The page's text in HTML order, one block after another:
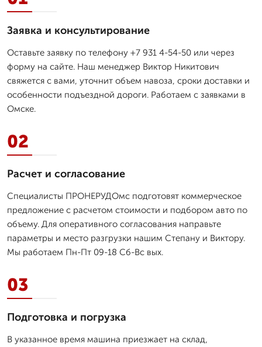
Заявка и консультирование
Оставьте заявку по телефону +7 931 4-54-50 или через
форму на сайте. Наш менеджер Виктор Никитович
свяжется с вами, уточнит объем навоза, сроки доставки и
особенности подъездной дороги. Работаем с заявками в
Омске.
02
Расчет и согласование
Специалисты ПРОНЕРУДОмс подготовят коммерческое
предложение с расчетом стоимости и подбором авто по
объему. Для оперативного согласования направьте
параметры и место разгрузки нашим Степану и Виктору.
Мы работаем Пн-Пт 09-18 Сб-Вс вых.
03
Подготовка и погрузка
В указанное время машина приезжает на склад,